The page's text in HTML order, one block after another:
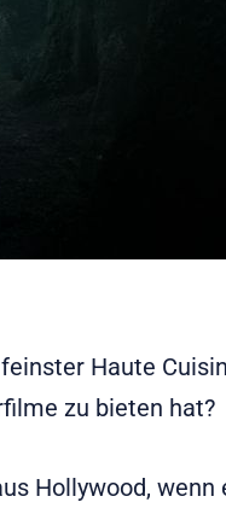
Haute
zu bieten hat?
Hollywood, wenn